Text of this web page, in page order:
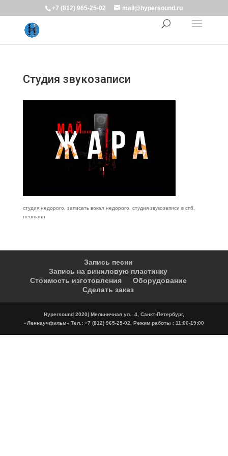
+7 (812) 965-25-02 mail@hypersound.ru
Студия звукозаписи
студия недорого, записать вокал недорого, студия звукозаписи в спб,
neumann
Запись песни
Запись на виниловую пластинку
Стоимость изготовления
Оборудование
Сделать заказ
Hypersound 2020| Мельничная ул., 4, Санкт-Петербург,
«Леннаучфильм» Тел.: +7 (812) 965-25-02, Режим работы : 11:00-19:00